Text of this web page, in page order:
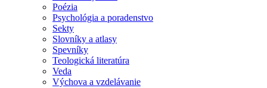
Poézia
Psychológia a poradenstvo
Sekty
Slovníky a atlasy
Spevníky
Teologická literatúra
Veda
Výchova a vzdelávanie